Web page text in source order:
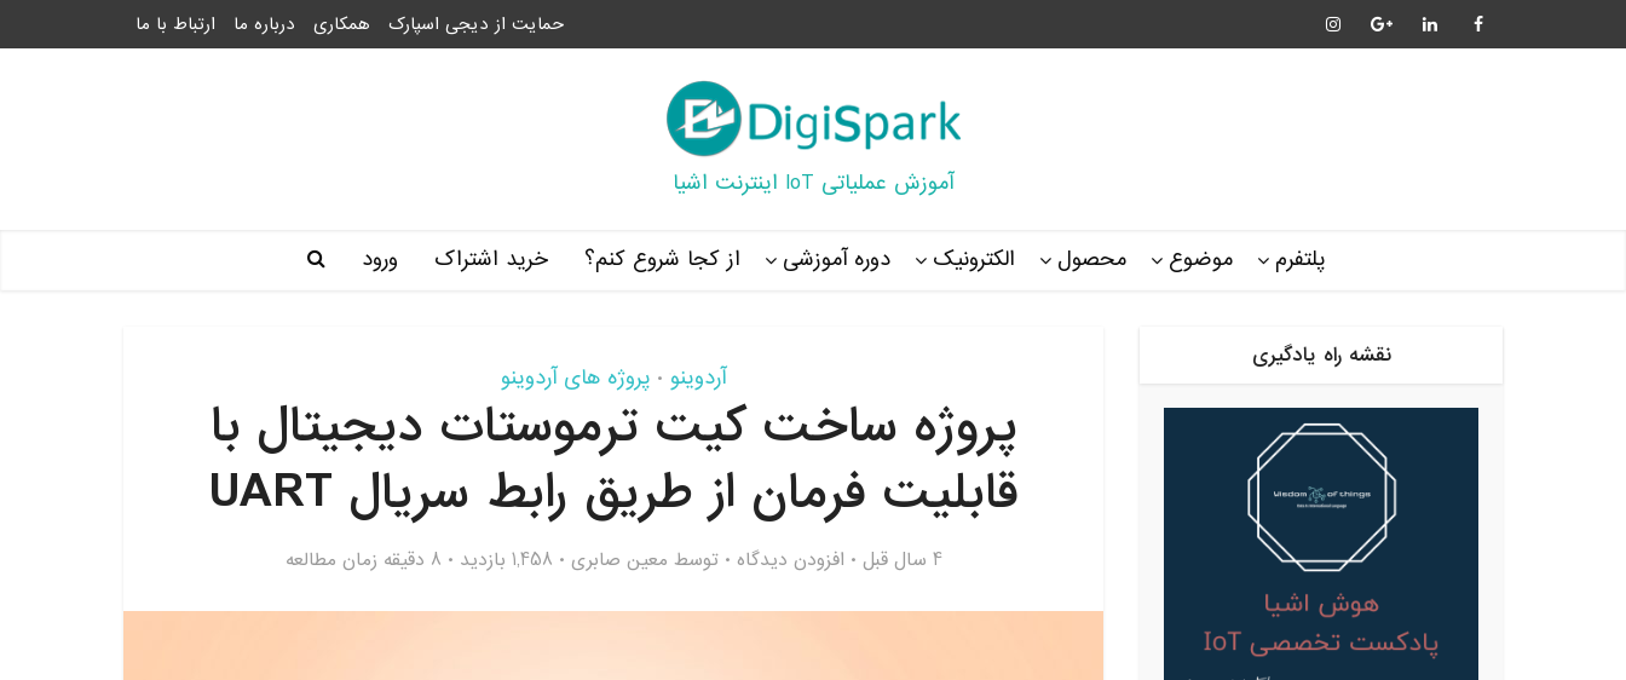
حمایت از دیجی اسپارک همکاری درباره ما ارتباط با ما
آموزش عملیاتی IoT اینترنت اشیا
پلتفرم موضوع محصول الکترونیک دوره آموزشی از کجا شروع کنم؟ خرید اشتراک ورود
آردوینو • پروژه های آردوینو
پروژه ساخت کیت ترموستات دیجیتال با
قابلیت فرمان از طریق رابط سریال UART
4 سال قبل افزودن دیدگاه توسط معین صابری 1,458 بازدید 8 دقیقه زمان مطالعه
نقشه راه یادگیری